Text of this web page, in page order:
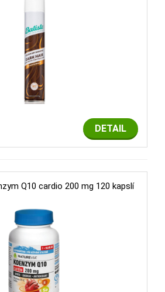
DETAIL
Q10 cardio 200 mg 120 kapslí